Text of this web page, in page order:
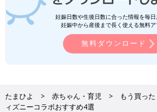
妊娠日数や生後日数に合った情報を毎日
妊娠中から産後まで長く使える無料ア
無料ダウンロード
たまひよ 赤ちゃん・育児
もう買っ
ィズニーコラボおすすめ4選